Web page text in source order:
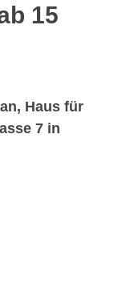
15
Haus für
7 in